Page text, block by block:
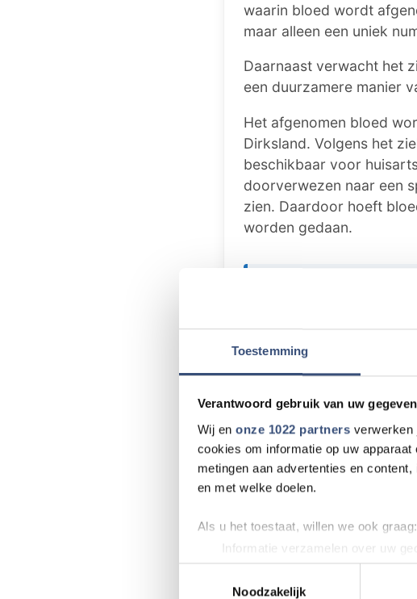
Toestemming
Verantwoord gebruik van uw
Wij en onze 1022 partners verwerken
cookies om informatie op uw
metingen aan advertenties en
en met welke doelen.
Als u het toestaat, willen we ook graag:
Informatie verzamelen over uw
Uw apparaat identificeren door
Lees meer over hoe uw persoonlijke
Noodzakelijk
waarin bloed wordt
maar alleen een uniek
Daarnaast verwacht het
een duurzamere manier
Het afgenomen bloed
Dirksland. Volgens het
beschikbaar voor
doorverwezen naar een
zien. Daardoor hoeft
worden gedaan.
weten!
📧 Mail naar
💬 Stuur een
Zie je een fout in dit